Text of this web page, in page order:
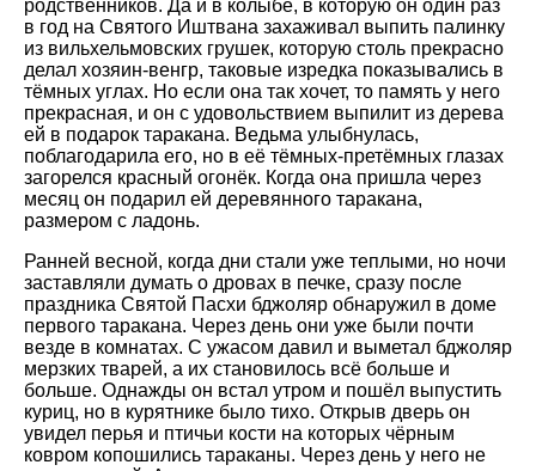
родственников. Да и в колыбе, в которую он один раз
в год на Святого Иштвана захаживал выпить палинку
из вильхельмовских грушек, которую столь прекрасно
делал хозяин-венгр, таковые изредка показывались в
тёмных углах. Но если она так хочет, то память у него
прекрасная, и он с удовольствием выпилит из дерева
ей в подарок таракана. Ведьма улыбнулась,
поблагодарила его, но в её тёмных-претёмных глазах
загорелся красный огонёк. Когда она пришла через
месяц он подарил ей деревянного таракана,
размером с ладонь.
Ранней весной, когда дни стали уже теплыми, но ночи
заставляли думать о дровах в печке, сразу после
праздника Святой Пасхи бджоляр обнаружил в доме
первого таракана. Через день они уже были почти
везде в комнатах. С ужасом давил и выметал бджоляр
мерзких тварей, а их становилось всё больше и
больше. Однажды он встал утром и пошёл выпустить
куриц, но в курятнике было тихо. Открыв дверь он
увидел перья и птичьи кости на которых чёрным
ковром копошились тараканы. Через день у него не